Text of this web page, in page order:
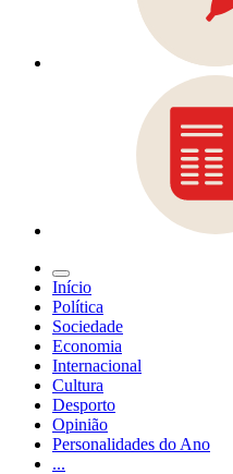
Início
Política
Sociedade
Economia
Internacional
Cultura
Desporto
Opinião
Personalidades do Ano
...